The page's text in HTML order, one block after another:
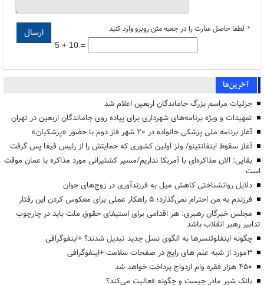
* لطفا حاصل عبارت را در جعبه متن روبرو وارد کنید
5 + 10 =
آخرین‌ها
جزئیات مراسم بزرگ جاماندگان اربعین اعلام شد
تمهیدات و ویژه برنامه‌های شهرداری برای پیاده روی جاماندگان اربعین در تهران
آغاز برنامه ملی پزشکی خانواده در ۲۰ شهر فاز دوم با حضور «پزشکیان»
آغاز سقوط اینفانتینو/ ولز اولین کشوری که حمایتش را از رئیس فیفا پس گرفت
بقایی: الان مذاکره‌ای با آمریکا نداریم/مسیر کشتیرانی مورد مذاکره با عمان موقت
است
دلایل روانشناختی کاهش میل به فرزندآوری در زوج‌های جوان
فرزندم به من احترام نمی‌گذارد؛ ۵ راهکار عملی برای معکوس کردن این رفتار
مجلس خبرگان رهبری: هر اقدامی برای استیفای حقوق ملت باید در چارچوب
تدابیر رهبر انقلاب باشد
چگونه اینفلوئنسرها به الگوی نسل جدید تبدیل شدند؟ +اینفوگرافی
3مورد از شبه علم های رایج در صفحات سلامت +اینفوگرافی
۴۵۰ هزار فقره وام ازدواج پرداخت خواهد شد
بانک شیر مادر چیست و چگونه فعالیت می‌کند؟